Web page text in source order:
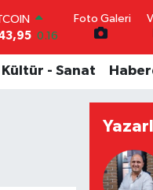
0
-0.08
Foto Galeri
Kültür - Sanat